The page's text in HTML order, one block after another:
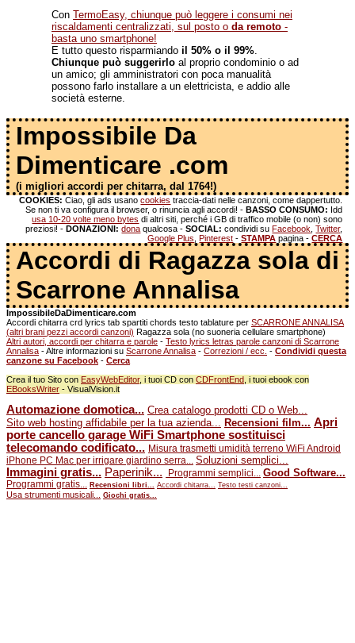
Con TermoEasy, chiunque può leggere i consumi nei
riscaldamenti centralizzati, sul posto o da remoto -
basta uno smartphone!
E tutto questo risparmiando il 50% o il 99%.
Chiunque può suggerirlo al proprio condominio o ad
un amico; gli amministratori con poca manualità
possono farlo installare a un elettricista, e addio alle
società esterne.
Impossibile Da
Dimenticare .com
(i migliori accordi per chitarra, dal 1764!)
COOKIES: Ciao, gli ads usanocookies traccia-dati nelle canzoni, come dappertutto.
Se non ti va configura il browser, o rinuncia agli accordi! -BASSO CONSUMO: Idd
usa 10-20 volte meno bytes di altri siti, perché i GB di traffico mobile (o non) sono
preziosi! -DONAZIONI: dona qualcosa -SOCIAL: condividi suFacebook ,Twitter,
Google Plus ,Pinterest -STAMPA pagina -CERCA
Accordi di Ragazza sola di
Scarrone Annalisa
ImpossibileDaDimenticare.com
Accordi chitarra crd lyrics tab spartiti chords testo tablature per SCARRONE ANNALISA
(altri brani pezzi accordi canzoni) Ragazza sola (no suoneria cellulare smartphone)
Altri autori, accordi per chitarra e parole - Testo lyrics letras parole canzoni di Scarrone
Annalisa - Altre informazioni su Scarrone Annalisa - Correzioni / ecc. - Condividi questa
canzone su Facebook - Cerca
Crea il tuo Sito con EasyWebEditor, i tuoi CD con CDFrontEnd , i tuoi ebook con
EBooksWriter - VisualVision.it
Automazione domotica... Crea catalogo prodotti CD o Web...
Sito web hosting affidabile per la tua azienda... Recensioni film... Apri
porte cancello garage WiFi Smartphone sostituisci
telecomando codificato... Misura trasmetti umidità terreno WiFi Android
iPhone PC Mac per irrigare giardino serra... Soluzioni semplici...
Immagini gratis... Paperinik... Programmi semplici... Good Software...
Programmi gratis... Recensioni libri... Accordi chitarra... Testo testi canzoni...
Usa strumenti musicali... Giochi gratis...